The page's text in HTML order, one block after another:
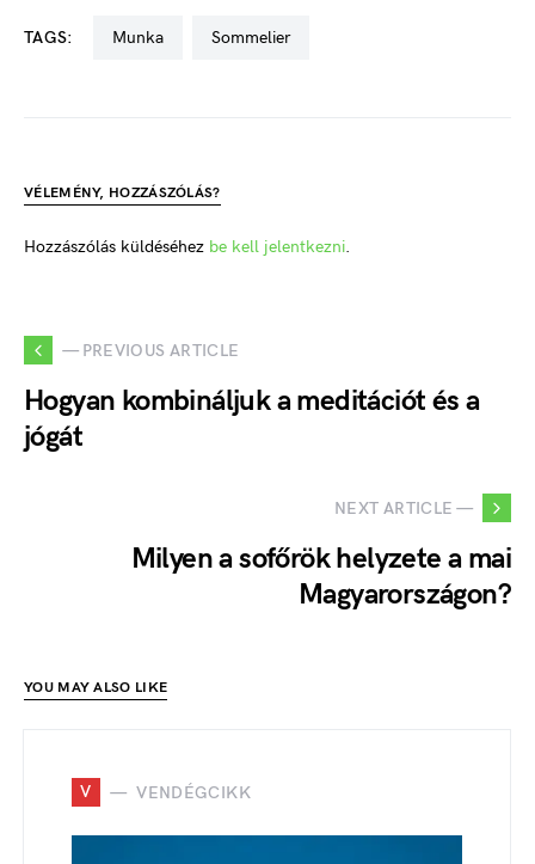
TAGS: Munka Sommelier
VÉLEMÉNY, HOZZÁSZÓLÁS?
Hozzászólás küldéséhez be kell jelentkezni.
— PREVIOUS ARTICLE
Hogyan kombináljuk a meditációt és a
jógát
NEXT ARTICLE —
Milyen a sofőrök helyzete a mai
Magyarországon?
YOU MAY ALSO LIKE
V VENDÉGCIKK